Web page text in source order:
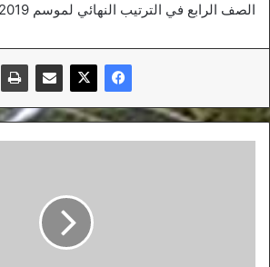
الصف الرابع في الترتيب النهائي لموسم 2019-2020.